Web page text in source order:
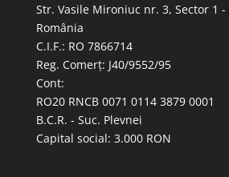
Str. Vasile Mironiuc nr. 3, Sector 1
România
C.I.F.: RO 7866714
Reg. Comerț: J40/9552/95
Cont:
RO20 RNCB 0071 0114 3879 0001
B.C.R. - Suc. Plevnei
Capital social: 3.000 RON